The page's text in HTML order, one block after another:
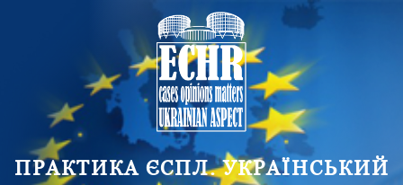
ПРАКТИКА ЄСПЛ. УКРАЇНСЬКИЙ